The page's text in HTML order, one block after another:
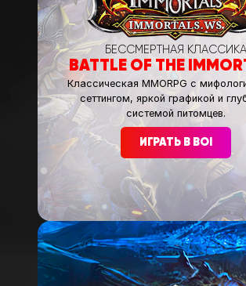
БЕССМЕРТНАЯ КЛАССИКА
BATTLE OF THE
Классическая MMORPG с
сеттингом, яркой графикой и
системой питомцев.
ИГРАТЬ В BOI